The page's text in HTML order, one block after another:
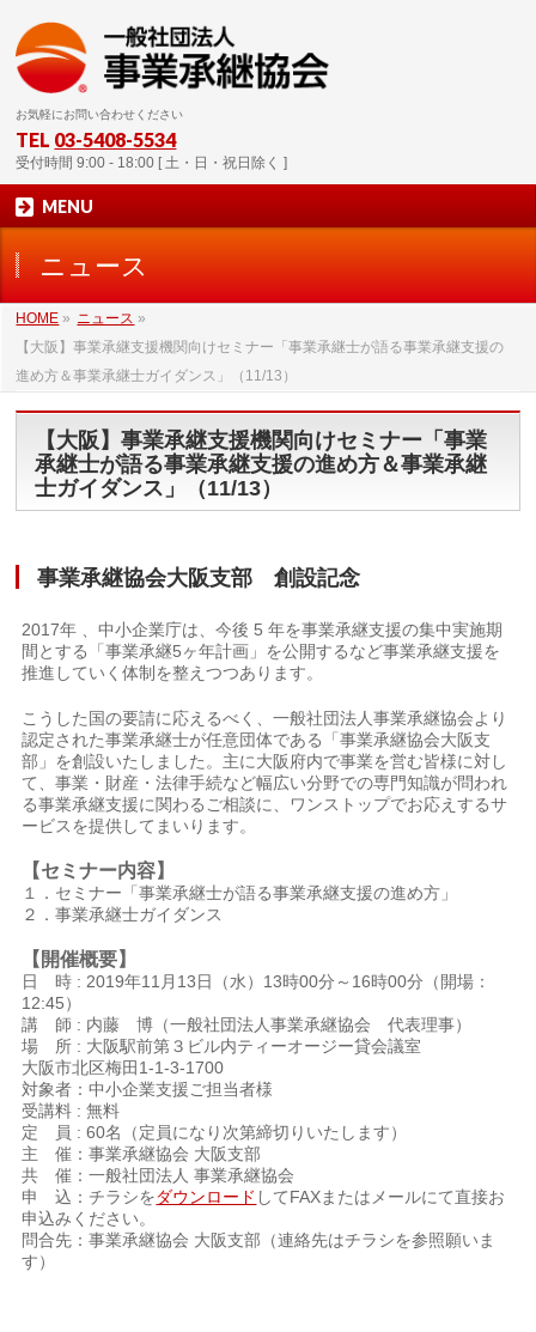
お気軽にお問い合わせください
TEL 03-5408-5534
受付時間 9:00 - 18:00 [ 土・日・祝日除く ]
MENU
ニュース
HOME » ニュース »
【大阪】事業承継支援機関向けセミナー「事業承継士が語る事業承継支援の
進め方＆事業承継士ガイダンス」（11/13）
【大阪】事業承継支援機関向けセミナー「事業
承継士が語る事業承継支援の進め方＆事業承継
士ガイダンス」（11/13）
事業承継協会大阪支部 創設記念
2017年 、中小企業庁は、今後 5 年を事業承継支援の集中実施期
間とする「事業承継5ヶ年計画」を公開するなど事業承継支援を
推進していく体制を整えつつあります。
こうした国の要請に応えるべく、一般社団法人事業承継協会より
認定された事業承継士が任意団体である「事業承継協会大阪支
部」を創設いたしました。主に大阪府内で事業を営む皆様に対し
て、事業・財産・法律手続など幅広い分野での専門知識が問われ
る事業承継支援に関わるご相談に、ワンストップでお応えするサ
ービスを提供してまいります。
【セミナー内容】
１．セミナー「事業承継士が語る事業承継支援の進め方」
２．事業承継士ガイダンス
【開催概要】
日 時 : 2019年11月13日（水）13時00分～16時00分（開場：
12:45）
講 師 : 内藤 博（一般社団法人事業承継協会 代表理事）
場 所 : 大阪駅前第３ビル内ティーオージー貸会議室
大阪市北区梅田1-1-3-1700
対象者：中小企業支援ご担当者様
受講料 : 無料
定 員 : 60名（定員になり次第締切りいたします）
主 催：事業承継協会 大阪支部
共 催：一般社団法人 事業承継協会
申 込：チラシをダウンロード してFAXまたはメールにて直接お
申込みください。
問合先：事業承継協会 大阪支部（連絡先はチラシを参照願いま
す）